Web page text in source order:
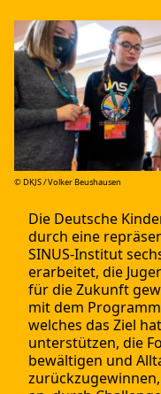
A A A
© DKJS / Volker Beushausen
Die Deutsche
durch eine
SINUS-Institut
erarbeitet, die
für die Zukunft
mit dem
welches das Ziel
unterstützen, die
bewältigen und